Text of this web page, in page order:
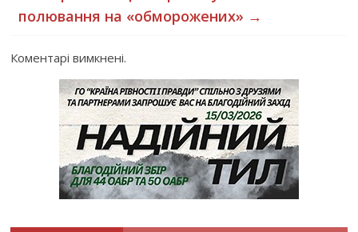
полювання на «обморожених» →
Коментарі вимкнені.